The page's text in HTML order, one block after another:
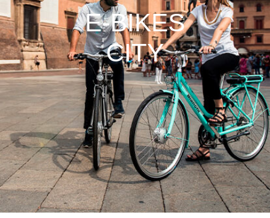
E-BIKES
CITY